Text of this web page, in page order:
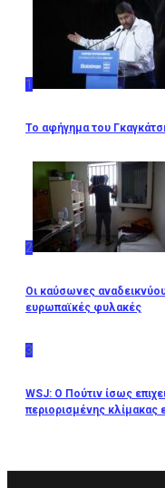
1
Το αφήγημα του
2
Οι καύσωνες
ευρωπαϊκές φυλακές
3
WSJ: Ο Πούτιν ίσως
περιορισμένης κλίμακας